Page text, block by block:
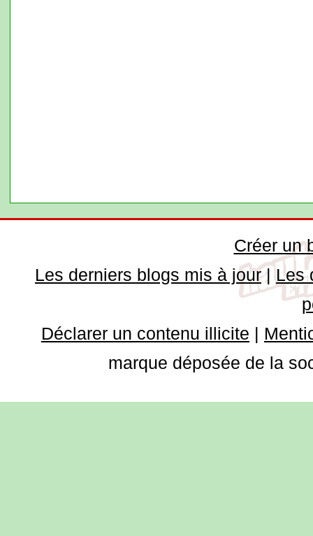
Créer un
Les derniers blogs mis à jour|Les
Déclarer un contenu illicite |
marque déposée de la